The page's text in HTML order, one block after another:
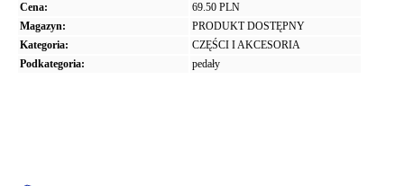
Cena:
69.50 PLN
Magazyn:
PRODUKT DOSTĘPNY
Kategoria:
CZĘŚCI I AKCESORIA
Podkategoria:
pedały